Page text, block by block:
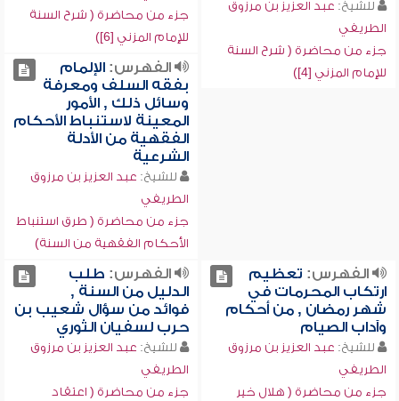
للشيخ: عبد العزيز بن مرزوق
الطريفي
جزء من محاضرة ( شرح السنة
للإمام المزني [4])
جزء من محاضرة ( شرح السنة
للإمام المزني [6])
الفهرس:الإلمام
بفقه السلف ومعرفة
وسائل ذلك , الأمور
المعينة لاستنباط الأحكام
الفقهية من الأدلة
الشرعية
للشيخ: عبد العزيز بن مرزوق
الطريفي
جزء من محاضرة ( طرق استنباط
الأحكام الفقهية من السنة)
الفهرس: تعظيم
ارتكاب المحرمات في
شهر رمضان , من أحكام
وآداب الصيام
للشيخ: عبد العزيز بن مرزوق
الطريفي
جزء من محاضرة ( هلال خير
الفهرس: طلب
الدليل من السنة ,
فوائد من سؤال شعيب بن
حرب لسفيان الثوري
للشيخ: عبد العزيز بن مرزوق
الطريفي
جزء من محاضرة ( اعتقاد